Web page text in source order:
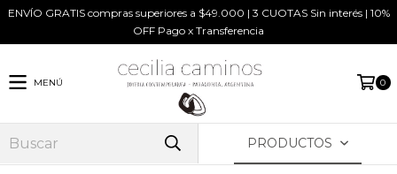
ENVÍO GRATIS compras superiores a $49.000 | 3 CUOTAS Sin interés | 10%
OFF Pago x Transferencia
MENÚ 0
PRODUCTOS